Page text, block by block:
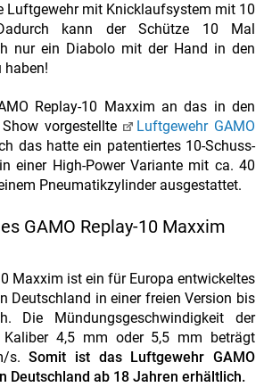
Luftgewehr mit Knicklaufsystem mit 10
kann der Schütze 10 Mal
nur ein Diabolo mit der Hand in den
haben!
Replay-10 Maxxim an das in den
vorgestellte
Luftgewehr GAMO
das hatte ein patentiertes 10-Schuss-
einer High-Power Variante mit ca. 40
Pneumatikzylinder ausgestattet.
GAMO Replay-10 Maxxim
Maxxim ist ein für Europa entwickeltes
Deutschland in einer freien Version bis
Die Mündungsgeschwindigkeit der
Kaliber 4,5 mm oder 5,5 mm beträgt
s. Somit ist das Luftgewehr GAMO
Deutschland ab 18 Jahren erhältlich.